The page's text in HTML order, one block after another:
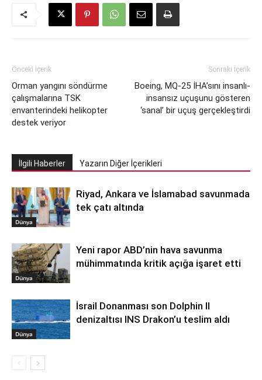
Önceki İçerik
Orman yangını söndürme
çalışmalarına TSK
envanterindeki helikopter
destek veriyor
Sonraki İçerik
Boeing, MQ-25 İHA’sını insanlı-
insansız uçuşunu gösteren
‘sanal’ bir uçuş gerçekleştirdi
İlgili Haberler Yazarın Diğer İçerikleri
Dünya
Riyad, Ankara ve İslamabad savunmada
tek çatı altında
Dünya
Yeni rapor ABD’nin hava savunma
mühimmatında kritik açığa işaret etti
Dünya
İsrail Donanması son Dolphin II
denizaltısı INS Drakon’u teslim aldı